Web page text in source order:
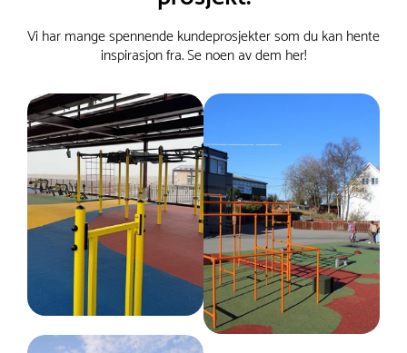
Serie
ElementFit
TÜV-sertifisering
EN 16630
Monteringstid
1 time(r) for 2 personer
Arealbehov
Lengde :434 cm
Bredde : 371 cm
Krever fallunderlag
Nei
Kritisk fallhøyde (cm)
Vi har mange spennende kundeprosjekter som du kan hente
inspirasjon fra. Se noen av dem her!